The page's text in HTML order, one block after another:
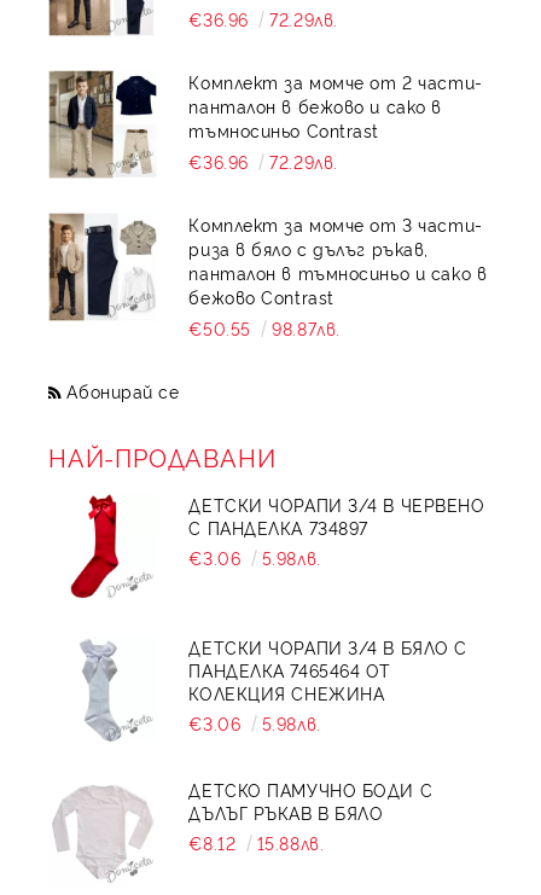
Официални детски палта
За специалните моменти като празници, рождени дни
или семейни фотосесии сме подготвили елегантна
допълнение към всяка официална рокля и ще осигурят на
вашето дете стилна и завършена визия дори в най-
студените дни.
детайли;
Палта с изискани материи и модерна кройка;
Комплекти от рокля и палтенце в един стил.
В колекцията от зимни палта за момичета ще
намерите различни модели:
Палта с цветни зимни и коледни щампи;
Палта с елегантни дантели;
Палта с класически изчистени линии.
€36.96
72.29лв.
Комплект за момче от 2 части-
панталон в бежово и сако в
тъмносиньо Contrast
€36.96
72.29лв.
Комплект за момче от 3 части-
риза в бяло с дълъг ръкав,
панталон в тъмносиньо и сако в
бежово Contrast
€50.55
98.87лв.
Абонирай се
НАЙ-ПРОДАВАНИ
ДЕТСКИ ЧОРАПИ 3/4 В ЧЕРВЕНО
С ПАНДЕЛКА 734897
€3.06
5.98лв.
ДЕТСКИ ЧОРАПИ 3/4 В БЯЛО С
ПАНДЕЛКА 7465464 ОТ
КОЛЕКЦИЯ СНЕЖИНА
€3.06
5.98лв.
ДЕТСКО ПАМУЧНО БОДИ С
ДЪЛЪГ РЪКАВ В БЯЛО
€8.12
15.88лв.